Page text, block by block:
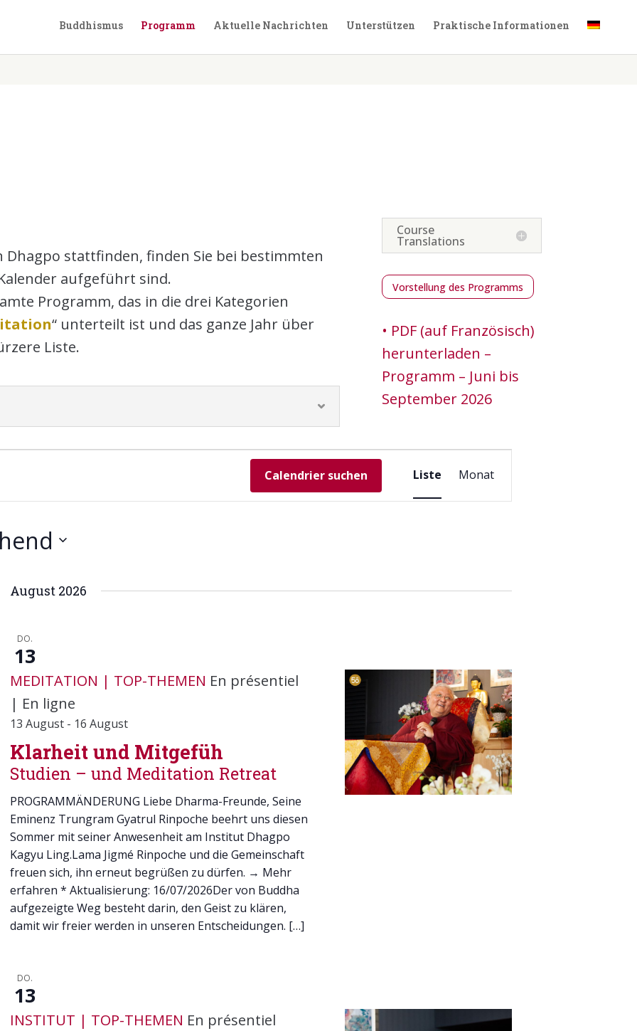
Buddhismus Programm Aktuelle Nachrichten Unterstützen Praktische Informationen
Dhagpo stattfinden, finden Sie bei bestimmten
aufgeführt sind.
Programm, das in die drei Kategorien
“ unterteilt ist und das ganze Jahr über
Liste.
Course
Translations
Vorstellung des Programms
• PDF (auf Französisch)
herunterladen –
Programm – Juni bis
September 2026
Calendrier suchen
Calendrier
Ansichten-
Liste Monat
August 2026
DO.
13
MEDITATION TOP-THEMEN En présentiel
| En ligne
13 August - 16 August
Klarheit und Mitgefüh
Studien – und Meditation Retreat
PROGRAMMÄNDERUNG Liebe Dharma-Freunde, Seine
Eminenz Trungram Gyatrul Rinpoche beehrt uns diesen
Sommer mit seiner Anwesenheit am Institut Dhagpo
Kagyu Ling.Lama Jigmé Rinpoche und die Gemeinschaft
freuen sich, ihn erneut begrüßen zu dürfen. → Mehr
erfahren * Aktualisierung: 16/07/2026Der von Buddha
aufgezeigte Weg besteht darin, den Geist zu klären,
damit wir freier werden in unseren Entscheidungen. […]
DO.
13
INSTITUT TOP-THEMEN En présentiel